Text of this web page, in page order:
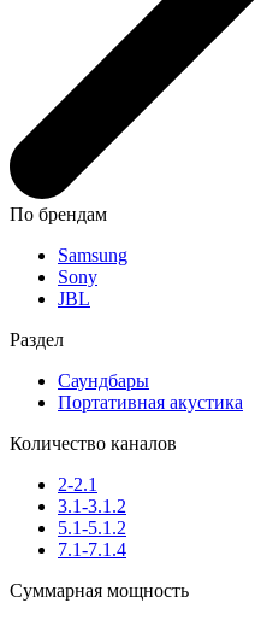
По брендам
Samsung
Sony
JBL
Раздел
Саундбары
Портативная акустика
Количество каналов
2-2.1
3.1-3.1.2
5.1-5.1.2
7.1-7.1.4
Суммарная мощность